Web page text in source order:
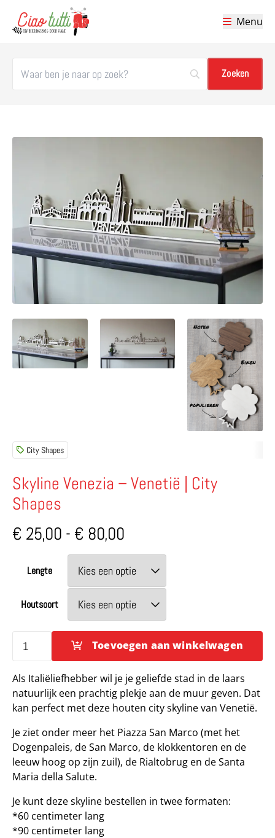
Menu
Skyline Venezia – Venetië | City
Shapes
€ 25,00 - € 80,00
€ 25,00
tot
€ 80,00
City Shapes
Als Italiëliefhebber wil je je geliefde stad in de laars
natuurlijk een prachtig plekje aan de muur geven. Dat
kan perfect met deze houten city skyline van Venetië.
Je ziet onder meer het Piazza San Marco (met het
Dogenpaleis, de San Marco, de klokkentoren en de
leeuw hoog op zijn zuil), de Rialtobrug en de Santa
Maria della Salute.
Je kunt deze skyline bestellen in twee formaten:
*60 centimeter lang
*90 centimeter lang
Lengte
Houtsoort
-
Venetië
|
City
Shapes
aantal
Toevoegen aan winkelwagen